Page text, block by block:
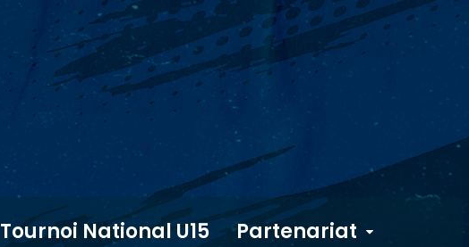
Tournoi National U15
Partenariat